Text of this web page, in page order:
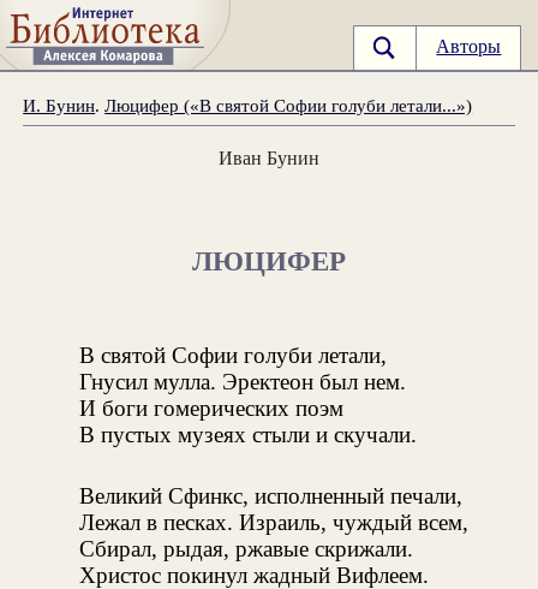
Авторы
И. Бунин.Люцифер («В святой Софии голуби летали...»)
Иван Бунин
ЛЮЦИФЕР
В святой Софии голуби летали,
Гнусил мулла. Эректеон был нем.
И боги гомерических поэм
В пустых музеях стыли и скучали.
Великий Сфинкс, исполненный печали,
Лежал в песках. Израиль, чуждый всем,
Сбирал, рыдая, ржавые скрижали.
Христос покинул жадный Вифлеем.